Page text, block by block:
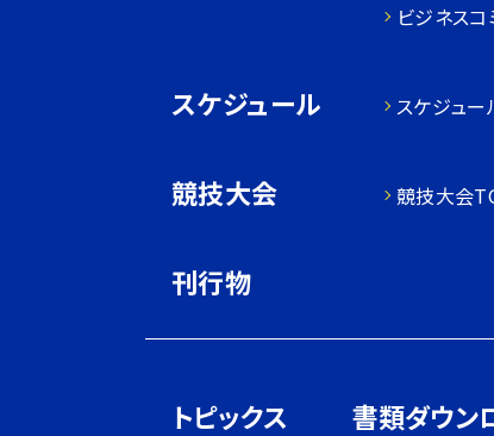
ビジネス
スケジュール スケジュ
競技大会 競技大会
刊行物
トピックス 書類ダウン